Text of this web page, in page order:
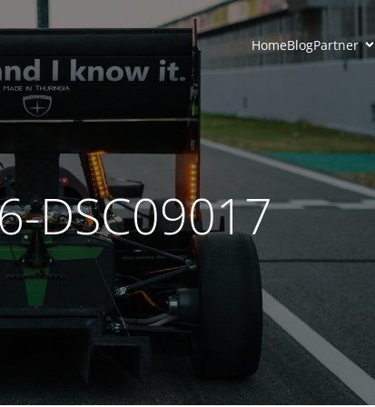
HomeBlogPartner
DSC09017